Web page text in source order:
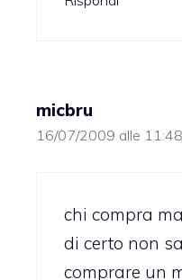
micbru
16/07/2009 alle 11:48
chi compra
di certo non
comprare un